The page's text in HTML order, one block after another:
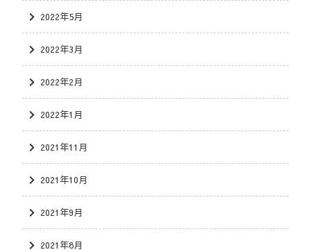
2022年5月
2022年3月
2022年2月
2022年1月
2021年11月
2021年10月
2021年9月
2021年8月